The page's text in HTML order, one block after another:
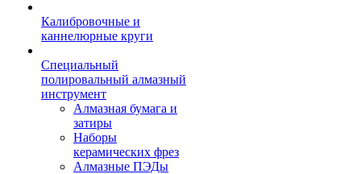
Калибровочные и
каннелюрные круги
Специальный
полировальный алмазный
инструмент
Алмазная бумага и
затиры
Наборы
керамических фрез
Алмазные ПЭДы